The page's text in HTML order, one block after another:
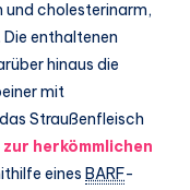
cholesterinarm,
enthaltenen
hinaus die
mit
Straußenfleisch
herkömmlichen
eines BARF-